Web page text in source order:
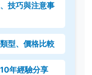
技巧與注意事
型、價格比較
年經驗分享